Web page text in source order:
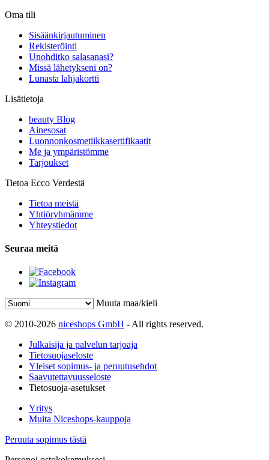
Oma tili
Sisäänkirjautuminen
Rekisteröinti
Unohditko salasanasi?
Missä lähetykseni on?
Lunasta lahjakortti
Lisätietoja
beauty Blog
Ainesosat
Luonnonkosmetiikkasertifikaatit
Me ja ympäristömme
Tarjoukset
Tietoa Ecco Verdestä
Tietoa meistä
Yhtiöryhmämme
Yhteystiedot
Seuraa meitä
Muuta maa/kieli
© 2010-2026 niceshops GmbH - All rights reserved.
Julkaisija ja palvelun tarjoaja
Tietosuojaseloste
Yleiset sopimus- ja peruutusehdot
Saavutettavuusseloste
Tietosuoja-asetukset
Yritys
Muita Niceshops-kauppoja
Peruuta sopimus tästä